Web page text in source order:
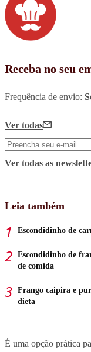
Receba no seu
Frequência de envio:
Ver todas
Ver todas as
Leia também
Escondidinho de
Escondidinho de
de comida
Frango caipira e
dieta
É uma opção prática